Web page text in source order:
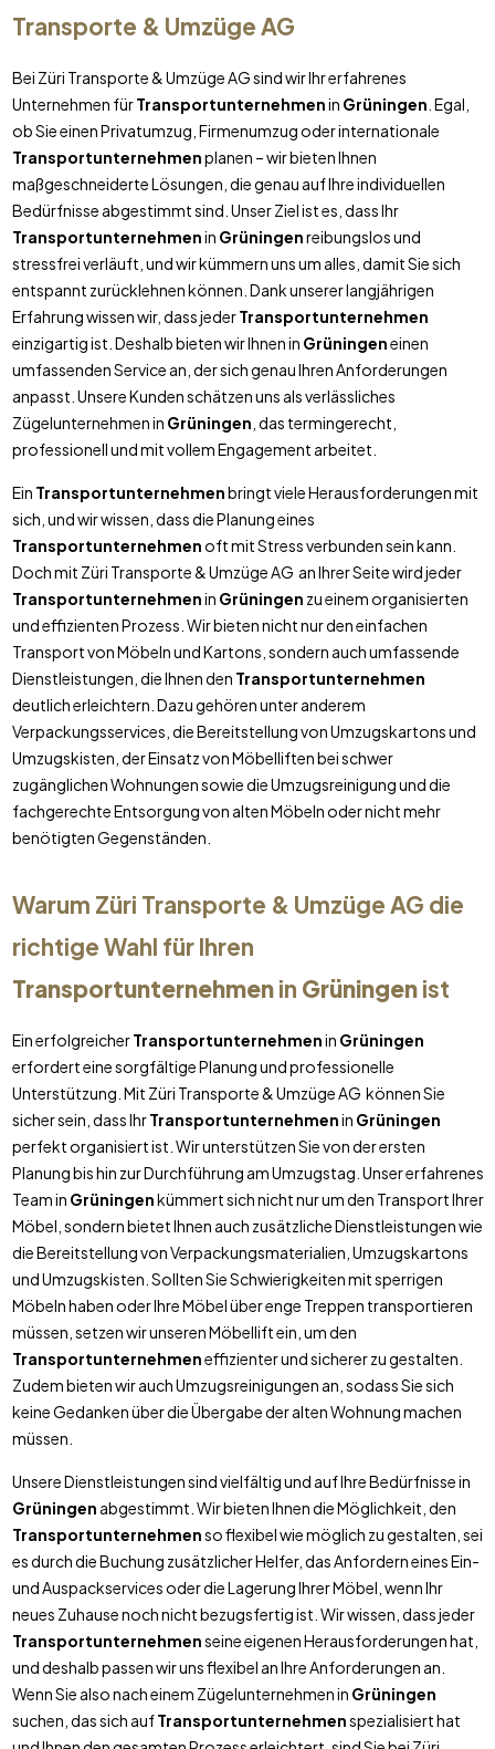
Transporte & Umzüge AG
Bei Züri Transporte & Umzüge AG sind wir Ihr erfahrenes
Unternehmen fürTransportunternehmenin Grüningen . Egal,
ob Sie einen Privatumzug, Firmenumzug oder internationale
Transportunternehmenplanen – wir bieten Ihnen
maßgeschneiderte Lösungen, die genau auf Ihre individuellen
Bedürfnisse abgestimmt sind. Unser Ziel ist es, dass Ihr
Transportunternehmenin Grüningenreibungslos und
stressfrei verläuft, und wir kümmern uns um alles, damit Sie sich
entspannt zurücklehnen können. Dank unserer langjährigen
Erfahrung wissen wir, dass jederTransportunternehmen
einzigartig ist. Deshalb bieten wir Ihnen in Grüningeneinen
umfassenden Service an, der sich genau Ihren Anforderungen
anpasst. Unsere Kunden schätzen uns als verlässliches
Zügelunternehmen in Grüningen , das termingerecht,
professionell und mit vollem Engagement arbeitet.
Ein Transportunternehmenbringt viele Herausforderungen mit
sich, und wir wissen, dass die Planung eines
Transportunternehmenoft mit Stress verbunden sein kann.
Doch mit Züri Transporte & Umzüge AG an Ihrer Seite wird jeder
Transportunternehmenin Grüningen zu einem organisierten
und effizienten Prozess. Wir bieten nicht nur den einfachen
Transport von Möbeln und Kartons, sondern auch umfassende
Dienstleistungen, die Ihnen den Transportunternehmen
deutlich erleichtern. Dazu gehören unter anderem
Verpackungsservices, die Bereitstellung von Umzugskartons und
Umzugskisten, der Einsatz von Möbelliften bei schwer
zugänglichen Wohnungen sowie die Umzugsreinigung und die
fachgerechte Entsorgung von alten Möbeln oder nicht mehr
benötigten Gegenständen.
Warum Züri Transporte & Umzüge AG die
richtige Wahl für Ihren
Transportunternehmenin Grüningenist
Ein erfolgreicherTransportunternehmenin Grüningen
erfordert eine sorgfältige Planung und professionelle
Unterstützung. Mit Züri Transporte & Umzüge AG können Sie
sicher sein, dass IhrTransportunternehmenin Grüningen
perfekt organisiert ist. Wir unterstützen Sie von der ersten
Planung bis hin zur Durchführung am Umzugstag. Unser erfahrenes
Team in Grüningenkümmert sich nicht nur um den Transport Ihrer
Möbel, sondern bietet Ihnen auch zusätzliche Dienstleistungen wie
die Bereitstellung von Verpackungsmaterialien, Umzugskartons
und Umzugskisten. Sollten Sie Schwierigkeiten mit sperrigen
Möbeln haben oder Ihre Möbel über enge Treppen transportieren
müssen, setzen wir unseren Möbellift ein, um den
Transportunternehmeneffizienter und sicherer zu gestalten.
Zudem bieten wir auch Umzugsreinigungen an, sodass Sie sich
keine Gedanken über die Übergabe der alten Wohnung machen
müssen.
Unsere Dienstleistungen sind vielfältig und auf Ihre Bedürfnisse in
Grüningen abgestimmt. Wir bieten Ihnen die Möglichkeit, den
Transportunternehmenso flexibel wie möglich zu gestalten, sei
es durch die Buchung zusätzlicher Helfer, das Anfordern eines Ein-
und Auspackservices oder die Lagerung Ihrer Möbel, wenn Ihr
neues Zuhause noch nicht bezugsfertig ist. Wir wissen, dass jeder
Transportunternehmenseine eigenen Herausforderungen hat,
und deshalb passen wir uns flexibel an Ihre Anforderungen an.
Wenn Sie also nach einem Zügelunternehmen in Grüningen
suchen, das sich aufTransportunternehmenspezialisiert hat